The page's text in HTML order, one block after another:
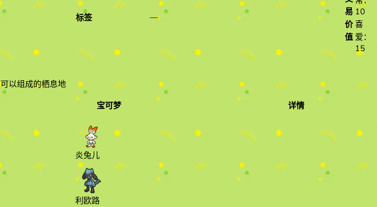
标签 —
易
价
值
10
喜
爱：
15
可以组成的栖息地
宝可梦
详情
炎兔儿
利欧路